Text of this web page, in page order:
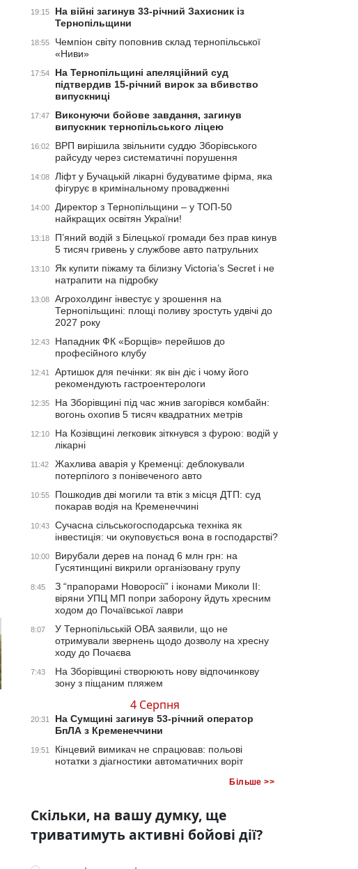
19:15
На війні загинув 33-річний Захисник із
Тернопільщини
18:55
Чемпіон світу поповнив склад тернопільської
«Ниви»
17:54
На Тернопільщині апеляційний суд
підтвердив 15-річний вирок за вбивство
випускниці
17:47
Виконуючи бойове завдання, загинув
випускник тернопільського ліцею
16:02
ВРП вирішила звільнити суддю Зборівського
райсуду через систематичні порушення
14:08
Ліфт у Бучацькій лікарні будуватиме фірма, яка
фігурує в кримінальному провадженні
14:00
Директор з Тернопільщини – у ТОП-50
найкращих освітян України!
13:18
П’яний водій з Білецької громади без прав кинув
5 тисяч гривень у службове авто патрульних
13:10
Як купити піжаму та білизну Victoria’s Secret і не
натрапити на підробку
13:08
Агрохолдинг інвестує у зрошення на
Тернопільщині: площі поливу зростуть удвічі до
2027 року
12:43
Нападник ФК «Борщів» перейшов до
професійного клубу
12:41
Артишок для печінки: як він діє і чому його
рекомендують гастроентерологи
12:35
На Зборівщині під час жнив загорівся комбайн:
вогонь охопив 5 тисяч квадратних метрів
12:10
На Козівщині легковик зіткнувся з фурою: водій у
лікарні
11:42
Жахлива аварія у Кременці: деблокували
потерпілого з понівеченого авто
10:55
Пошкодив дві могили та втік з місця ДТП: суд
покарав водія на Кременеччині
10:43
Сучасна сільськогосподарська техніка як
інвестиція: чи окуповується вона в господарстві?
10:00
Вирубали дерев на понад 6 млн грн: на
Гусятинщині викрили організовану групу
8:45
З “прапорами Новоросії” і іконами Миколи ІІ:
віряни УПЦ МП попри заборону йдуть хресним
ходом до Почаївської лаври
8:07
У Тернопільській ОВА заявили, що не
отримували звернень щодо дозволу на хресну
ходу до Почаєва
7:43
На Зборівщині створюють нову відпочинкову
зону з піщаним пляжем
4 Серпня
20:31
На Сумщині загинув 53-річний оператор
БпЛА з Кременеччини
19:51
Кінцевий вимикач не спрацював: польові
нотатки з діагностики автоматичних воріт
Більше >>
Скільки, на вашу думку, ще
триватимуть активні бойові дії?